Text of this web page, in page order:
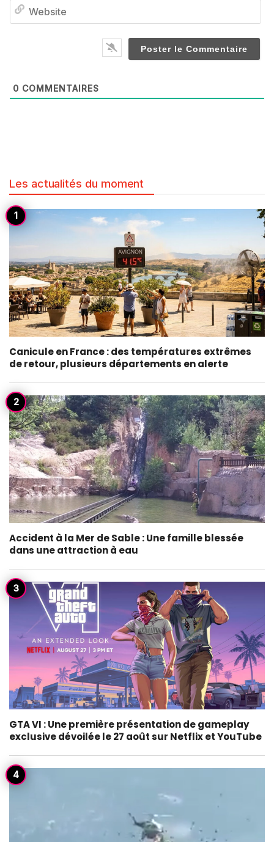
0 COMMENTAIRES
Les actualités du moment
Canicule en France : des températures extrêmes
de retour, plusieurs départements en alerte
Accident à la Mer de Sable : Une famille blessée
dans une attraction à eau
GTA VI : Une première présentation de gameplay
exclusive dévoilée le 27 août sur Netflix et YouTube